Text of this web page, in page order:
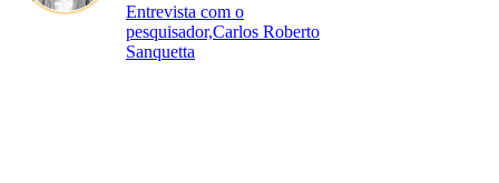
Entrevista com o
pesquisador,Carlos Roberto
Sanquetta